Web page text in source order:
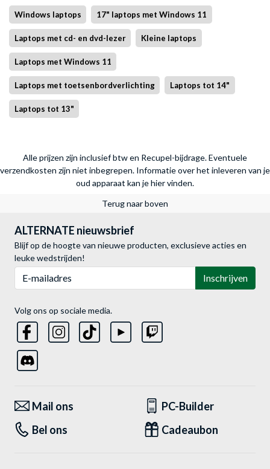
Windows laptops 17" laptops met Windows 11
Laptops met cd- en dvd-lezer Kleine laptops
Laptops met Windows 11
Laptops met toetsenbordverlichting Laptops tot 14"
Laptops tot 13"
Alle prijzen zijn inclusief btw en Recupel-bijdrage. Eventuele
verzendkosten zijn niet inbegrepen. Informatie over het inleveren van je
oud apparaat kan je hier vinden.
Terug naar boven
ALTERNATE nieuwsbrief
Blijf op de hoogte van nieuwe producten, exclusieve acties en
leuke wedstrijden!
Inschrijven
Volg ons op sociale media.
Mail ons
PC-Builder
Bel ons
Cadeaubon